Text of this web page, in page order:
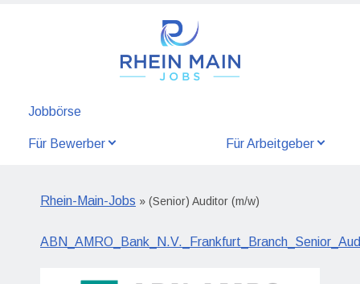
Jobbörse
Für Bewerber Für Arbeitgeber
Rhein-Main-Jobs » (Senior) Auditor (m/w)